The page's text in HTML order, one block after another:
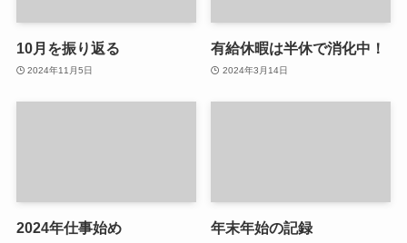
10月を振り返る
2024年11月5日
有給休暇は半休で消化中！
2024年3月14日
2024年仕事始め 年末年始の記録